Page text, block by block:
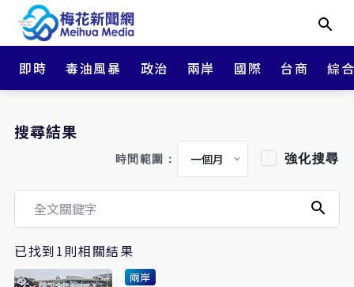
即時 毒油風暴 政治 兩岸 國際 台商 綜
搜尋結果
時間範圍： 強化搜尋
已找到1則相關結果
兩岸